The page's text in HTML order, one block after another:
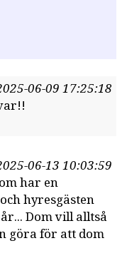
06-09 17:25:18
06-13 10:03:59
har en
hyresgästen
Dom vill alltså
göra för att dom